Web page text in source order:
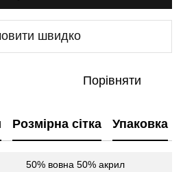
швидко
Порівняти
Розмірна сітка Упаковка
50% вовна 50% акрил